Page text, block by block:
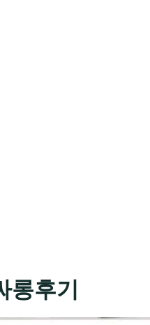
롱후기